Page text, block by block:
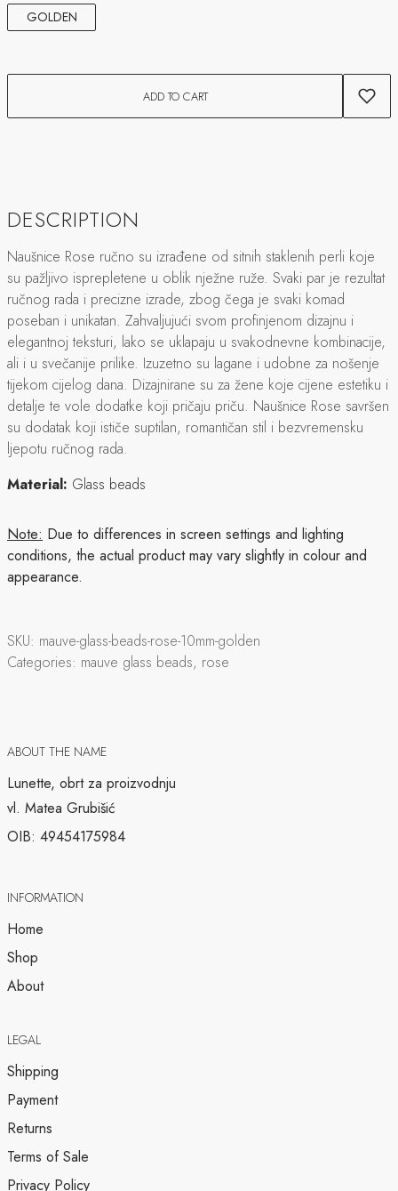
GOLDEN
ADD TO CART
DESCRIPTION
Naušnice Rose ručno su izrađene od sitnih staklenih perli koje
su pažljivo isprepletene u oblik nježne ruže. Svaki par je rezultat
ručnog rada i precizne izrade, zbog čega je svaki komad
poseban i unikatan. Zahvaljujući svom profinjenom dizajnu i
elegantnoj teksturi, lako se uklapaju u svakodnevne kombinacije,
ali i u svečanije prilike. Izuzetno su lagane i udobne za nošenje
tijekom cijelog dana. Dizajnirane su za žene koje cijene estetiku i
detalje te vole dodatke koji pričaju priču. Naušnice Rose savršen
su dodatak koji ističe suptilan, romantičan stil i bezvremensku
ljepotu ručnog rada.
Material: Glass beads
Note: Due to differences in screen settings and lighting
conditions, the actual product may vary slightly in colour and
appearance.
SKU: mauve-glass-beads-rose-10mm-golden
Categories: mauve glass beads, rose
ABOUT THE NAME
Lunette, obrt za proizvodnju
vl. Matea Grubišić
OIB: 49454175984
INFORMATION
Home
Shop
About
LEGAL
Shipping
Payment
Returns
Terms of Sale
Privacy Policy